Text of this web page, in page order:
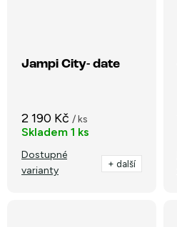
Jampi City- date
2 190 Kč / ks
Skladem 1 ks
Dostupné
varianty
+ další